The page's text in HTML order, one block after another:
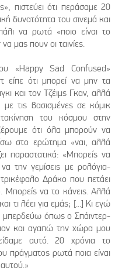
πιστεύει ότι περάσαμε 20
δυνατότητα του σινεμά και
να ρωτά «ποιο είναι το
μας πουν οι ταινίες.
«Happy Sad Confused»
είπε ότι μπορεί να μην τα
και τον Τζέιμς Γκαν, αλλά
τις βασισμένες σε κόμικ
του κόσμου στην
ότι όλα μπορούν να
στο ερώτημα «ναι, αλλά
παραστατικά: «Μπορείς να
την γεμίσεις με ρολόγια-
Δράκο που πετάει
Μπορείς να το κάνεις. Αλλά
τι λέει για εμάς; [...] Κι εγώ
όπως ο Σπάιντερ-
και αγαπώ την χώρα μου
αυτό. 20 χρόνια το
πράγματος ρωτά ποια είναι